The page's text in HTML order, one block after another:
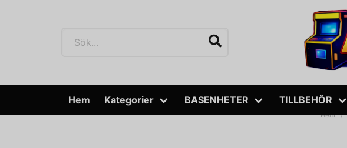
Hem Kategorier BASENHETER TILLBEHÖR
Hem